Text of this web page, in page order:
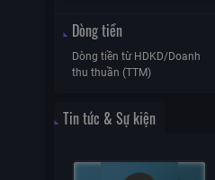
Dòng tiền
Dòng tiền từ HDKD/Doanh
thu thuần (TTM)
Tin tức & Sự kiện